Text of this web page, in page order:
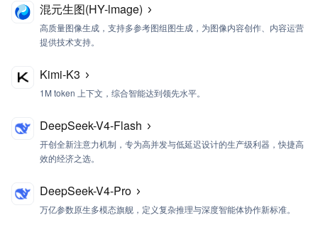
混元生图(HY-lmage)
高质量图像生成，支持多参考图组图生成，为图像内容创作、内容运营
提供技术支持。
Kimi-K3
1M token 上下文，综合智能达到领先水平。
DeepSeek-V4-Flash
开创全新注意力机制，专为高并发与低延迟设计的生产级利器，快捷高
效的经济之选。
DeepSeek-V4-Pro
万亿参数原生多模态旗舰，定义复杂推理与深度智能体协作新标准。